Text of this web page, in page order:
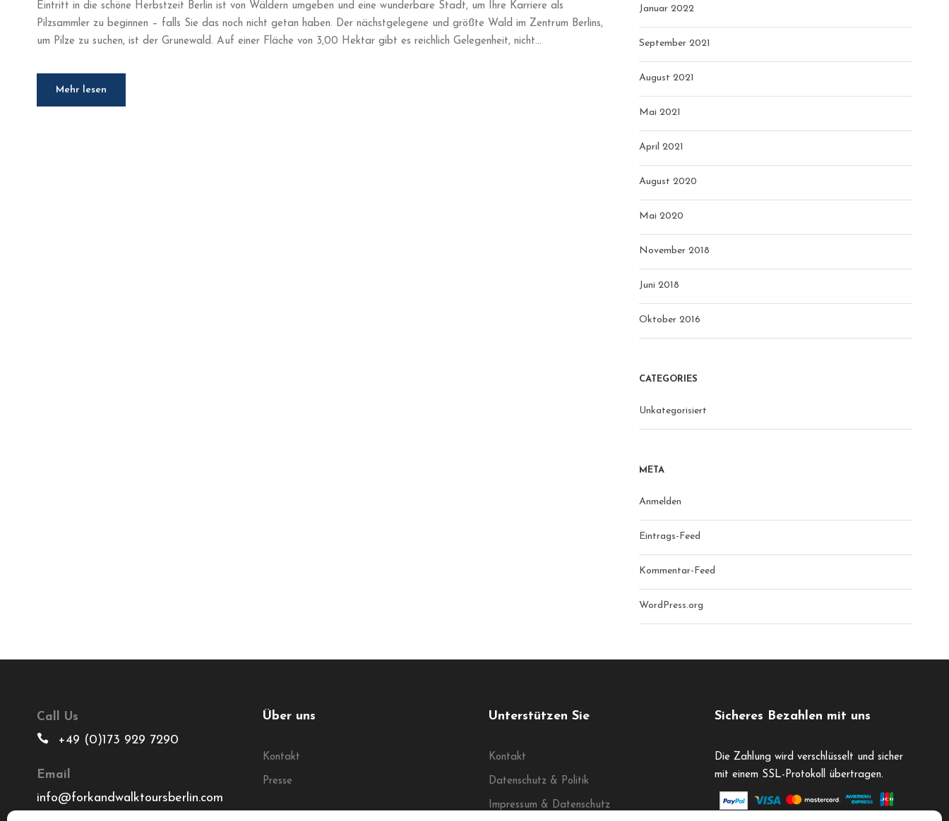
Eintritt in die schöne Herbstzeit Berlin ist von Wäldern umgeben und eine wunderbare Stadt, um Ihre Karriere als
Pilzsammler zu beginnen – falls Sie das noch nicht getan haben. Der nächstgelegene und größte Wald im Zentrum Berlins,
um Pilze zu suchen, ist der Grunewald. Auf einer Fläche von 3,00 Hektar gibt es reichlich Gelegenheit, nicht...
Mehr lesen
Januar 2022
September 2021
August 2021
Mai 2021
April 2021
August 2020
Mai 2020
November 2018
Juni 2018
Oktober 2016
CATEGORIES
Unkategorisiert
META
Anmelden
Eintrags-Feed
Kommentar-Feed
WordPress.org
Call Us
+49 (0)173 929 7290
Email
info@forkandwalktoursberlin.com
Über uns
Kontakt
Presse
Unterstützen Sie
Kontakt
Datenschutz & Politik
Impressum & Datenschutz
Sicheres Bezahlen mit uns
Die Zahlung wird verschlüsselt und sicher
mit einem SSL-Protokoll übertragen.